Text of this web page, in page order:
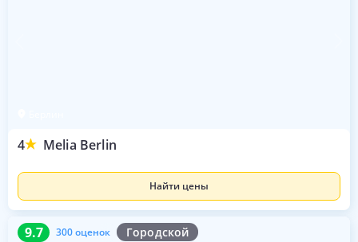
4 Melia Berlin
Найти цены
9.7 300 оценок Городской
9.7 300 оценок